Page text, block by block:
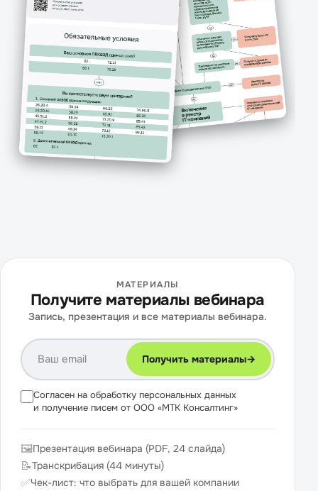
МАТЕРИАЛЫ
Получите материалы вебинара
Запись, презентация и все материалы вебинара.
Получить материалы→
Согласен на обработку персональных данных
и получение писем от ООО «МТК Консалтинг»
🖼Презентация вебинара (PDF, 24 слайда)
📝Транскрибация (44 минуты)
✅Чек-лист: что выбрать для вашей компании